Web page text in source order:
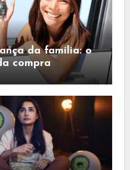
da família: o
compra